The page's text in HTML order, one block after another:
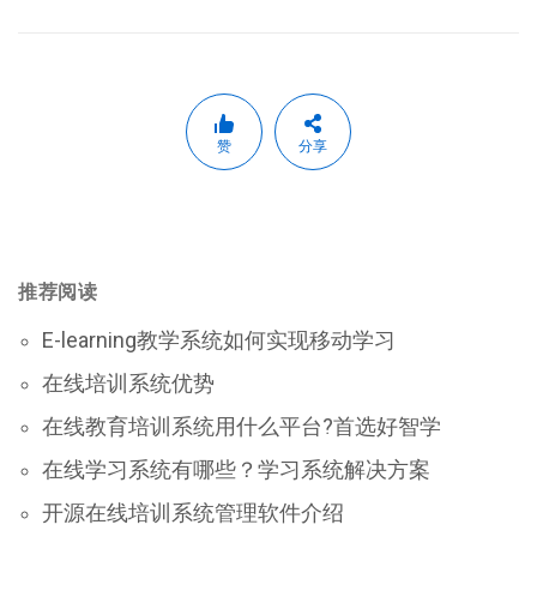
赞 分享
推荐阅读
E-learning教学系统如何实现移动学习
在线培训系统优势
在线教育培训系统用什么平台?首选好智学
在线学习系统有哪些？学习系统解决方案
开源在线培训系统管理软件介绍